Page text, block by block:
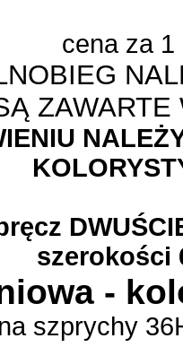
cena za 1
ZAWARTE
szerokości
-
szprychy